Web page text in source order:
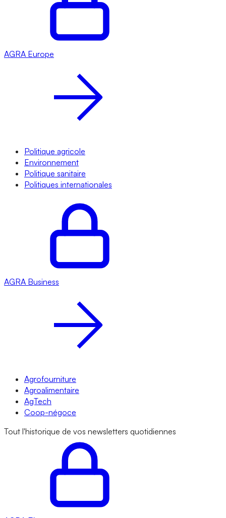
AGRA Europe
Politique agricole
Environnement
Politique sanitaire
Politiques internationales
AGRA Business
Agrofourniture
Agroalimentaire
AgTech
Coop-négoce
Tout l'historique de vos newsletters quotidiennes